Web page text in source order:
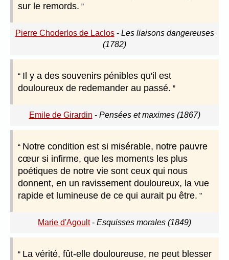
sur le remords.
Pierre Choderlos de Laclos- Les liaisons dangereuses
(1782)
Il y a des souvenirs pénibles qu'il est
douloureux de redemander au passé.
Emile de Girardin - Pensées et maximes (1867)
Notre condition est si misérable, notre pauvre
cœur si infirme, que les moments les plus
poétiques de notre vie sont ceux qui nous
donnent, en un ravissement douloureux, la vue
rapide et lumineuse de ce qui aurait pu être.
Marie d'Agoult- Esquisses morales (1849)
La vérité, fût-elle douloureuse, ne peut blesser